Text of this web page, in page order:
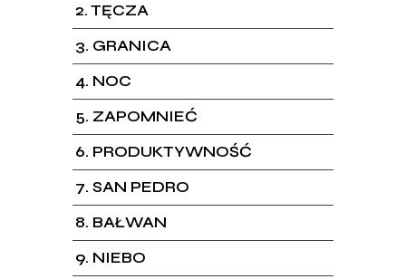
2 TĘCZA
3 GRANICA
4 NOC
5 ZAPOMNIEĆ
6 PRODUKTYWNOŚĆ
7 SAN PEDRO
8 BAŁWAN
9 NIEBO